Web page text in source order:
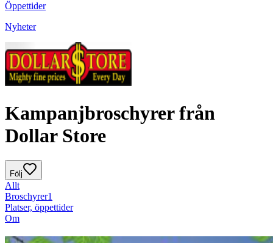
Öppettider
Nyheter
Kampanjbroschyrer från
Dollar Store
Följ
Allt
Broschyrer1
Platser, öppettider
Om